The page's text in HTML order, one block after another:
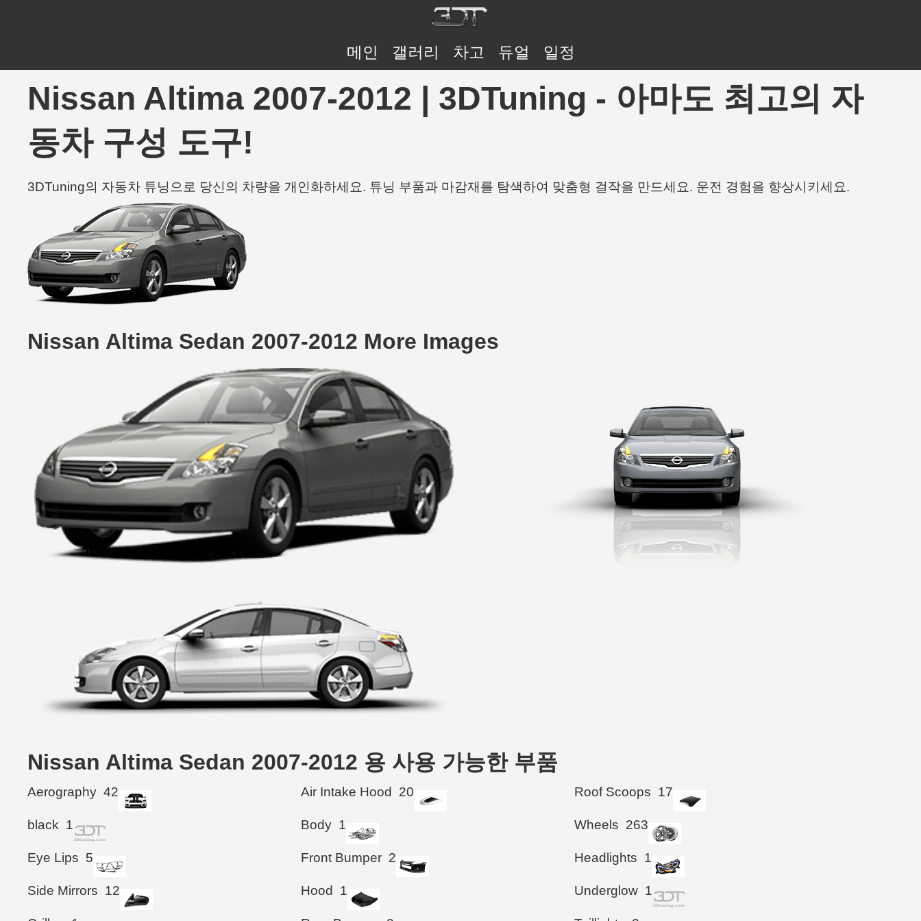
메인 갤러리 차고 듀얼 일정
Nissan Altima 2007-2012 | 3DTuning - 아마도 최고의 자
동차 구성 도구!
3DTuning의 자동차 튜닝으로 당신의 차량을 개인화하세요. 튜닝 부품과 마감재를 탐색하여 맞춤형 걸작을 만드세요. 운전 경험을 향상시키세요.
Nissan Altima Sedan 2007-2012 More Images
Nissan Altima Sedan 2007-2012 용 사용 가능한 부품
Aerography 42 Air Intake Hood 20 Roof Scoops 17
black 1 Body 1 Wheels 263
Eye Lips 5 Front Bumper 2 Headlights 1
Side Mirrors 12 Hood 1 Underglow 1